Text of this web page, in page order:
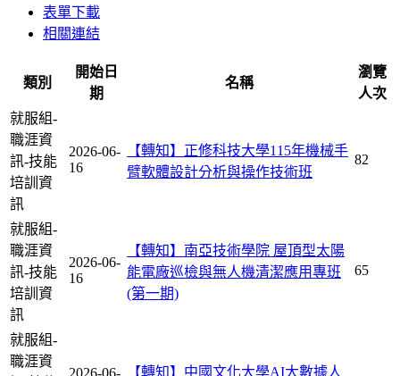
表單下載
相關連結
類別
開始日
期
名稱
瀏覽
人次
就服組-
職涯資
訊-技能
培訓資
訊
2026-06-
16
【轉知】正修科技大學115年機械手
臂軟體設計分析與操作技術班
82
就服組-
職涯資
訊-技能
培訓資
訊
2026-06-
16
【轉知】南亞技術學院 屋頂型太陽
能電廠巡檢與無人機清潔應用專班
(第一期)
65
就服組-
職涯資
2026-06- 【轉知】中國文化大學AI大數據人